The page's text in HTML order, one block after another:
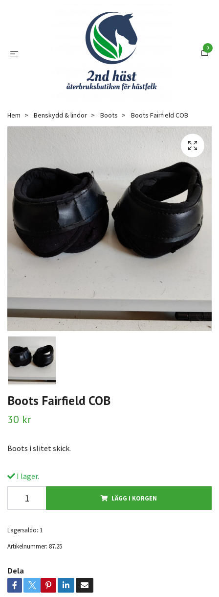
0
Hem Benskydd & lindor Boots Boots Fairfield COB
Boots Fairfield COB
30 kr
Boots i slitet skick.
I lager.
LÄGG I KORGEN
Lagersaldo: 1
Artikelnummer: 87.25
Dela